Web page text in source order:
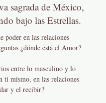
sagrada de México,
bajo las Estrellas.
poder en las relaciones
¿dónde está el Amor?
entre lo masculino y lo
ti mismo, en las relaciones
y el recibir?